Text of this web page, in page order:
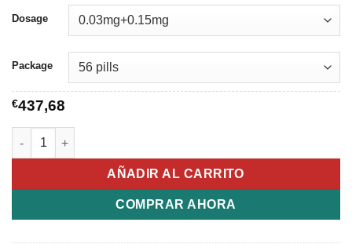
Dosage
Package
€437,68
Mircette cantidad
AÑADIR AL CARRITO
COMPRAR AHORA